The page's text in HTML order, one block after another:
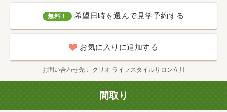
無料！ 希望日時を選んで見学予約する
お気に入りに追加する
お問い合わせ先 クリオ ライフスタイルサロン立川
間取り